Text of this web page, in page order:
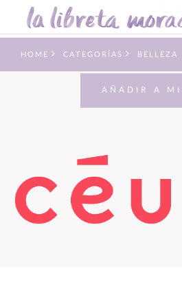
HOME CATEGORÍAS BELLEZA
AÑADIR A MI